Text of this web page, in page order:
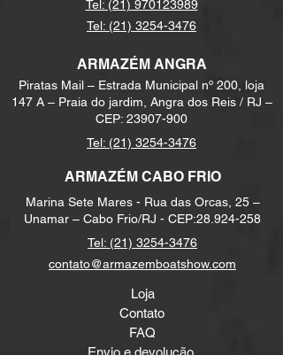
Tel: (21) 970123989
Tel: (21) 3254-3476
ARMAZÉM ANGRA
Piratas Mail – Estrada Municipal nº 200, loja
147 A – Praia do jardim, Angra dos Reis / RJ –
CEP: 23907-900
Tel: (21) 3254-3476
ARMAZÉM CABO FRIO
Marina Sete Mares - Rua das Orcas, 25 –
Unamar – Cabo Frio/RJ - CEP:28.924-258
Tel: (21) 3254-3476
contato@armazemboatshow.com
Loja
Contato
FAQ
Envio e devolução